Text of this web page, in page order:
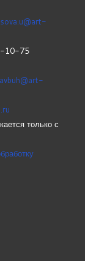
10-75
только с